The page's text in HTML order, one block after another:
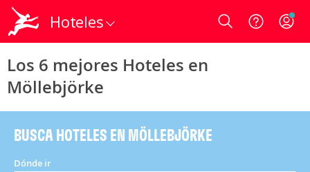
Hoteles Login
Los 6 mejores Hoteles en
Möllebjörke
BUSCA HOTELES EN MÖLLEBJÖRKE
Dónde ir